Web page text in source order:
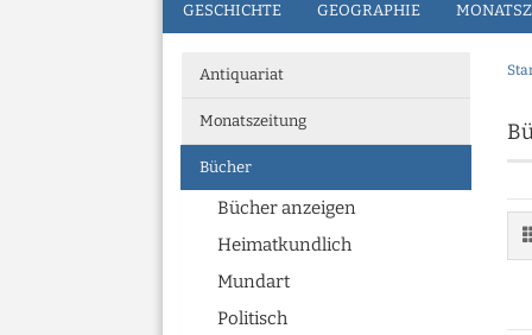
GESCHICHTE GEOGRAPHIE
Antiquariat
Monatszeitung
Bücher
Bücher anzeigen
Heimatkundlich
Mundart
Politisch